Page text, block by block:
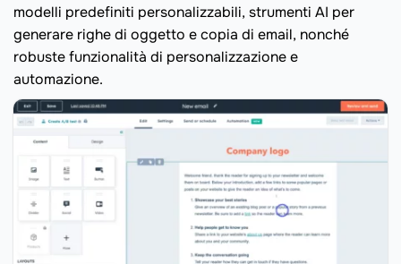
modelli predefiniti personalizzabili, strumenti AI per
generare righe di oggetto e copia di email, nonché
robuste funzionalità di personalizzazione e
automazione.